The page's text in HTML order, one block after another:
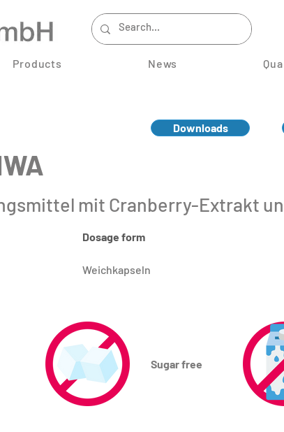
Products News
Downloads
mit Cranberry-Extrakt
Dosage form
Weichkapseln
Sugar free